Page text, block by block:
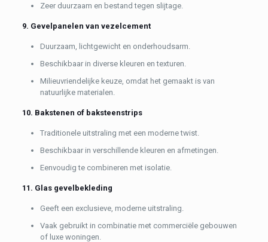
Zeer duurzaam en bestand tegen slijtage.
9. Gevelpanelen van vezelcement
Duurzaam, lichtgewicht en onderhoudsarm.
Beschikbaar in diverse kleuren en texturen.
Milieuvriendelijke keuze, omdat het gemaakt is van
natuurlijke materialen.
10. Bakstenen of baksteenstrips
Traditionele uitstraling met een moderne twist.
Beschikbaar in verschillende kleuren en afmetingen.
Eenvoudig te combineren met isolatie.
11. Glas gevelbekleding
Geeft een exclusieve, moderne uitstraling.
Vaak gebruikt in combinatie met commerciële gebouwen
of luxe woningen.